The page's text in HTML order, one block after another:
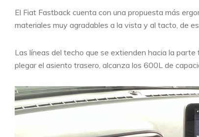
El Fiat Fastback cuenta con una propuesta más
materiales muy agradables a la vista y al tacto, de
Las líneas del techo que se extienden hacia la
plegar el asiento trasero, alcanza los 600L de